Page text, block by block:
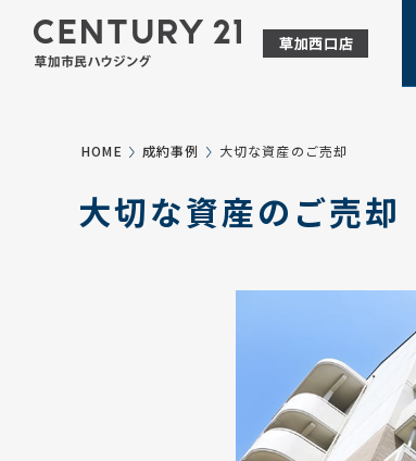
HOME 成約事例 大切な資産のご売却
大切な資産のご売却